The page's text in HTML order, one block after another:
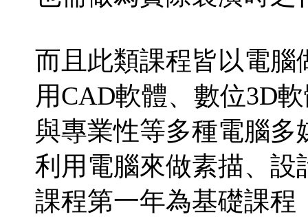
而且此類課程皆以電腦
用CAD軟體、數位3D
與專業性等多種電腦多
利用電腦來做素描、設
課程第一年為基礎課程